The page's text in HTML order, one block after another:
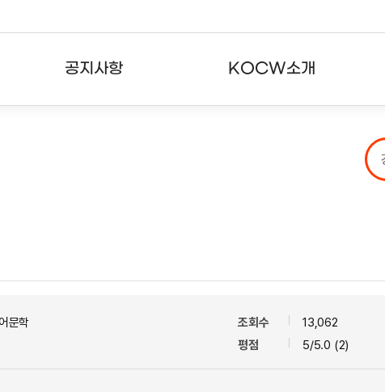
공지사항 KOCW소개
문학
조회수
13,062
평점
5/5.0 (2)